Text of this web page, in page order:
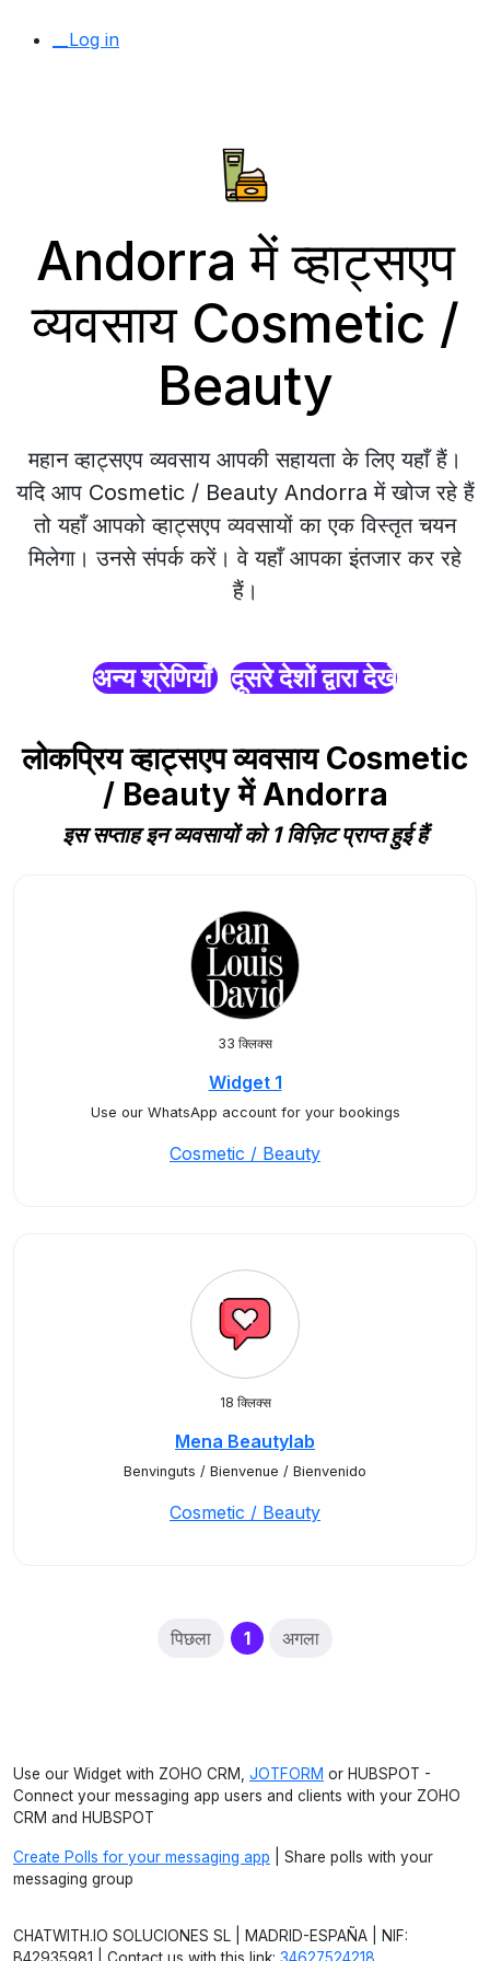
__Log in
Andorra में व्हाट्सएप
व्यवसाय Cosmetic /
Beauty
महान व्हाट्सएप व्यवसाय आपकी सहायता के लिए यहाँ हैं।
यदि आप Cosmetic / Beauty Andorra में खोज रहे हैं
तो यहाँ आपको व्हाट्सएप व्यवसायों का एक विस्तृत चयन
मिलेगा। उनसे संपर्क करें। वे यहाँ आपका इंतजार कर रहे
हैं।
अन्य श्रेणियाँ दूसरे देशों द्वारा देखें
लोकप्रिय व्हाट्सएप व्यवसाय Cosmetic
/ Beauty में Andorra
इस सप्ताह इन व्यवसायों को 1 विज़िट प्राप्त हुई हैं
33 क्लिक्स
Widget 1
Use our WhatsApp account for your bookings
Cosmetic / Beauty
18 क्लिक्स
Mena Beautylab
Benvinguts / Bienvenue / Bienvenido
Cosmetic / Beauty
पिछला 1(current)
अगला
Use our Widget with ZOHO CRM, JOTFORM or HUBSPOT -
Connect your messaging app users and clients with your ZOHO
CRM and HUBSPOT
Create Polls for your messaging app | Share polls with your
messaging group
CHATWITH.IO SOLUCIONES SL | MADRID-ESPAÑA | NIF: